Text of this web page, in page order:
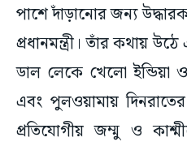
পাশে দাঁড়ানোর জন্য
প্রধানমন্ত্রী। তাঁর কথায়
ডাল লেকে খেলো ইন্ডিয়া
এবং পুলওয়ামায়
প্রতিযোগীয় জম্মু ও